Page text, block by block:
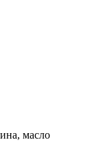
масло